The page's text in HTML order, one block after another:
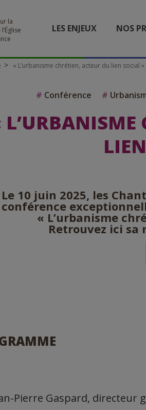
la
LES ENJEUX NOS
« L’urbanisme chrétien, acteur du lien social »
# Conférence #
L’URBANISME
Le 10 juin 2025, les
conférence
« L’urbanisme
Retrouvez ici sa
Pierre Gaspard, directeur